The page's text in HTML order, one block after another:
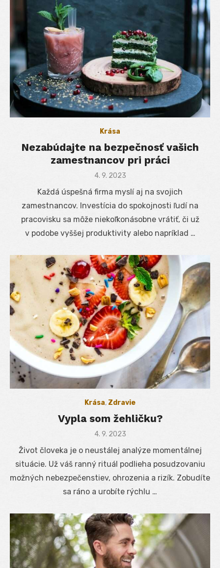
Krása
Nezabúdajte na bezpečnosť vašich
zamestnancov pri práci
Posted
4. 9. 2023
Každá úspešná firma myslí aj na svojich
zamestnancov. Investícia do spokojnosti ľudí na
pracovisku sa môže niekoľkonásobne vrátiť, či už
v podobe vyššej produktivity alebo napríklad …
Krása, Zdravie
Vypla som žehličku?
Posted
4. 9. 2023
Život človeka je o neustálej analýze momentálnej
situácie. Už váš ranný rituál podlieha posudzovaniu
možných nebezpečenstiev, ohrozenia a rizík. Zobudíte
sa ráno a urobíte rýchlu …